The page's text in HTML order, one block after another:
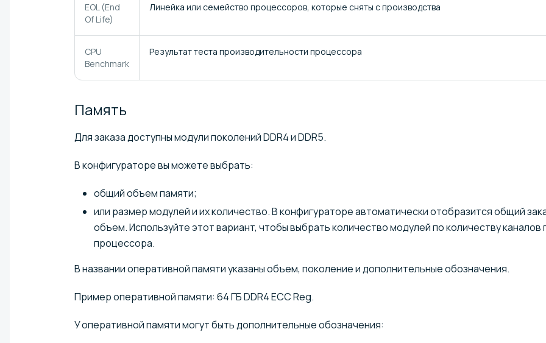
EOL (End
Of Life)
Линейка или семейство процессоров, которые сняты с производства
CPU
Benchmark
Результат теста производительности процессора
Память
Для заказа доступны модули поколений DDR4 и DDR5.
В конфигураторе вы можете выбрать:
общий объем памяти;
или размер модулей и их количество. В конфигураторе автоматически отобразится общий
объем. Используйте этот вариант, чтобы выбрать количество модулей по количеству каналов
процессора.
В названии оперативной памяти указаны объем, поколение и дополнительные обозначения.
Пример оперативной памяти: 64 ГБ DDR4 ECC Reg.
У оперативной памяти могут быть дополнительные обозначения: